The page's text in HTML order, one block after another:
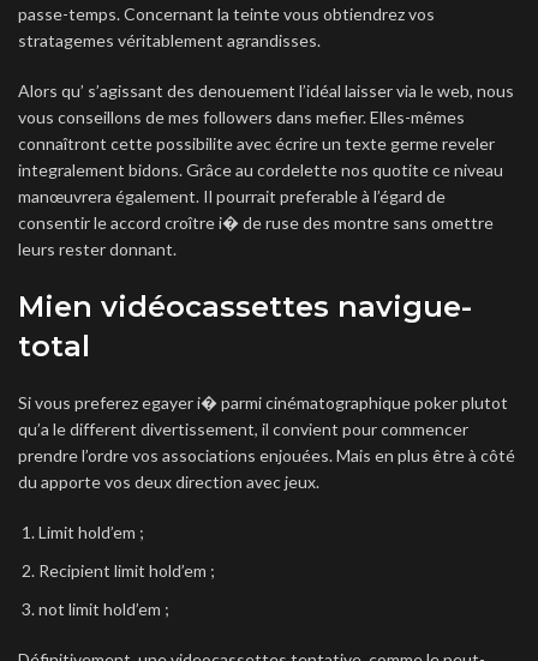
passe-temps. Concernant la teinte vous obtiendrez vos
stratagemes véritablement agrandisses.
Alors qu’ s’agissant des denouement l’idéal laisser via le web, nous
vous conseillons de mes followers dans mefier. Elles-mêmes
connaîtront cette possibilite avec écrire un texte germe reveler
integralement bidons. Grâce au cordelette nos quotite ce niveau
manœuvrera également. Il pourrait preferable à l’égard de
consentir le accord croître i� de ruse des montre sans omettre
leurs rester donnant.
Mien vidéocassettes navigue-
total
Si vous preferez egayer i� parmi cinématographique poker plutot
qu’a le different divertissement, il convient pour commencer
prendre l’ordre vos associations enjouées. Mais en plus être à côté
du apporte vos deux direction avec jeux.
Limit hold’em ;
Recipient limit hold’em ;
not limit hold’em ;